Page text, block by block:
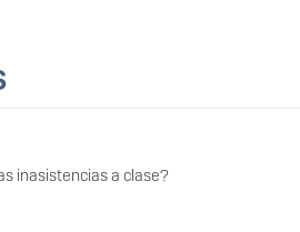
inasistencias a clase?